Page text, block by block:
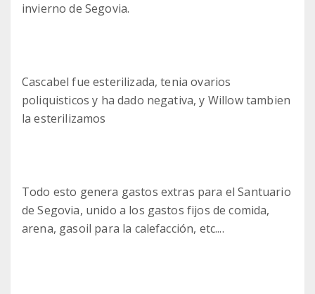
invierno de Segovia.
Cascabel fue esterilizada, tenia ovarios
poliquisticos y ha dado negativa, y Willow tambien
la esterilizamos
Todo esto genera gastos extras para el Santuario
de Segovia, unido a los gastos fijos de comida,
arena, gasoil para la calefacción, etc....